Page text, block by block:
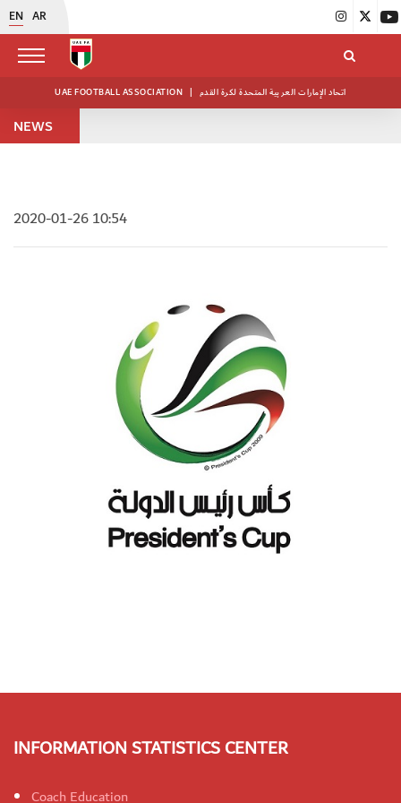
EN AR
UAE FOOTBALL ASSOCIATION | اتحاد الإمارات العربية المتحدة لكرة القدم
NEWS
2020-01-26 10:54
INFORMATION STATISTICS CENTER
Coach Education